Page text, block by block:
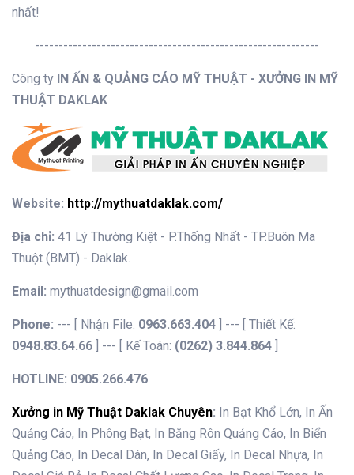
nhất!
------------------------------------------------------------
Công ty IN ẤN & QUẢNG CÁO MỸ THUẬT - XƯỞNG IN MỸ
THUẬT DAKLAK
Website: http://mythuatdaklak.com/
Địa chỉ: 41 Lý Thường Kiệt - P.Thống Nhất - TP.Buôn Ma
Thuột (BMT) - Daklak.
Email: mythuatdesign@gmail.com
Phone: --- [ Nhận File: 0963.663.404 ] --- [ Thiết Kế:
0948.83.64.66 ] --- [ Kế Toán: (0262) 3.844.864
HOTLINE: 0905.266.476
Xưởng in Mỹ Thuật Daklak Chuyên: In Bạt Khổ Lớn, In Ấn
Quảng Cáo, In Phông Bạt, In Băng Rôn Quảng Cáo, In Biển
Quảng Cáo, In Decal Dán, In Decal Giấy, In Decal Nhựa, In